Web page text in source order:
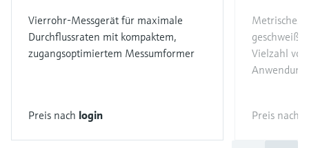
Vierrohr-Messgerät für maximale
Durchflussraten mit kompaktem,
zugangsoptimiertem Messumformer
Preis nach login
Metrisches
Vielzahl
Preis nach